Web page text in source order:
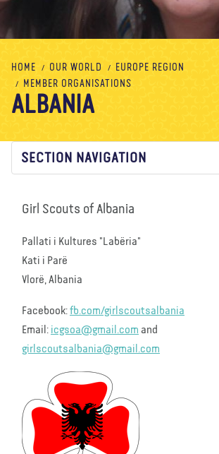
News Shop Contact us
HOME OUR WORLD
EUROPE REGION
MEMBER ORGANISATIONS
ALBANIA
SECTION NAVIGATION
Girl Scouts of Albania
Pallati i Kultures "Labëria"
Kati i Parë
Vlorë, Albania
Facebook:fb.com/girlscoutsalbania
Email: icgsoa@gmail.com and
girlscoutsalbania@gmail.com